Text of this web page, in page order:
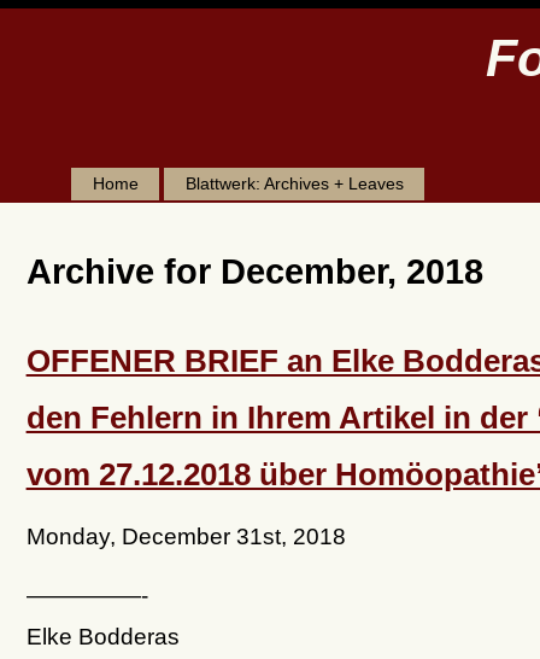
Home Blattwerk: Archives + Leaves
Archive for December, 2018
OFFENER BRIEF an Elke
den Fehlern in Ihrem Artikel in der
vom 27.12.2018 über
Monday, December 31st, 2018
—————-
Elke Bodderas